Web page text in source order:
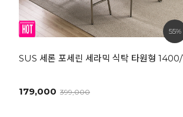
55%
SUS 세론 포세린 세라믹 식탁 타원형
179,000 399,000